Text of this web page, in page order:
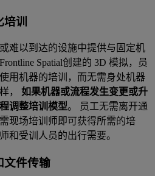
训
难以到达的设施中提供与固定机
Spatial创建的 3D 模拟，员
用机器的培训，而无需身处机器
，
如果机器或流程发生变更或升
调整培训模型。
员工无需离开通
现场培训师即可获得所需的培
和受训人员的出行需要。
文件传输